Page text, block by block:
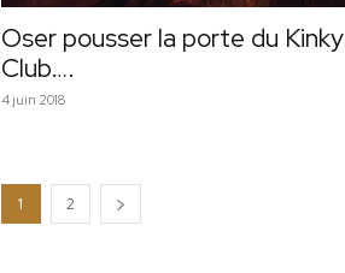
Oser pousser la porte du Kinky
Club….
4 juin 2018
1 2